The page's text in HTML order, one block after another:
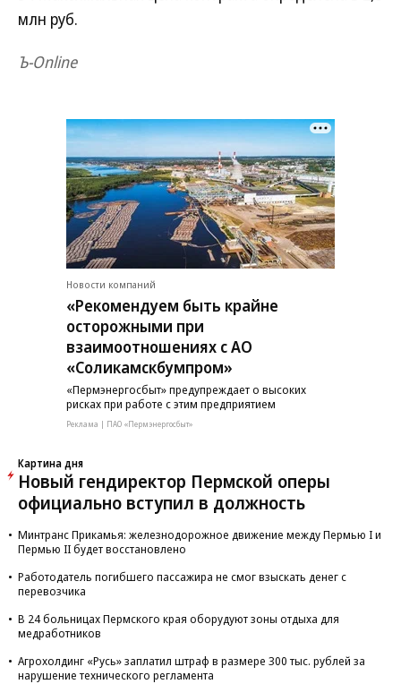
млн руб.
Ъ-Online
Новости компаний
«Рекомендуем быть крайне
осторожными при
взаимоотношениях с АО
«Соликамскбумпром»
«Пермэнергосбыт» предупреждает о высоких
рисках при работе с этим предприятием
Реклама | ПАО «Пермэнергосбыт»
Картина дня
Новый гендиректор Пермской оперы
официально вступил в должность
Минтранс Прикамья: железнодорожное движение между Пермью I и
Пермью II будет восстановлено
Работодатель погибшего пассажира не смог взыскать денег с
перевозчика
В 24 больницах Пермского края оборудуют зоны отдыха для
медработников
Агрохолдинг «Русь» заплатил штраф в размере 300 тыс. рублей за
нарушение технического регламента